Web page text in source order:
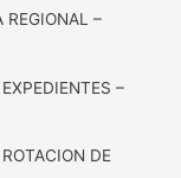
REGIONAL –
–
DE